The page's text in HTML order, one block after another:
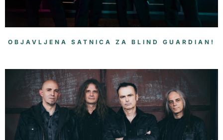
OBJAVLJENA SATNICA ZA BLIND GUARDIAN!